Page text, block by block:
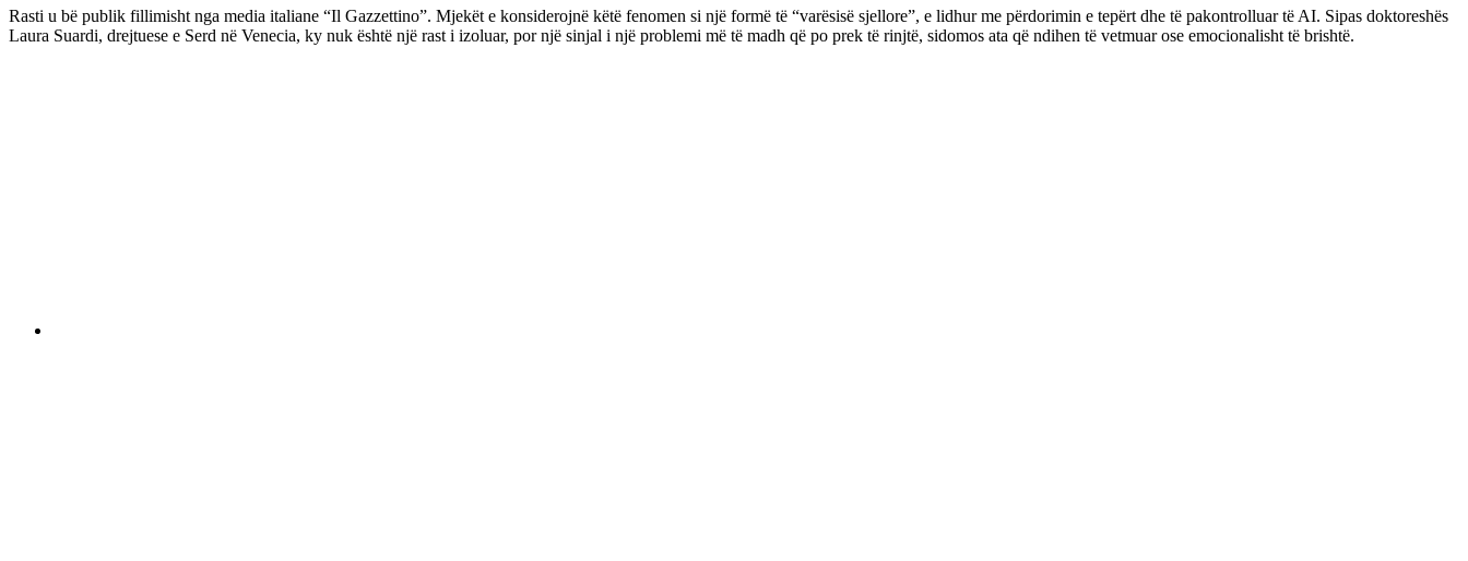
Rasti u bë publik fillimisht nga media italiane “Il Gazzettino”. Mjekët e konsiderojnë këtë fenomen si një formë të “varësisë sjellore”, e lidhur me përdorimin e tepërt dhe të pakontrolluar të AI. Sipas doktoreshës
Laura Suardi, drejtuese e Serd në Venecia, ky nuk është një rast i izoluar, por një sinjal i një problemi më të madh që po prek të rinjtë, sidomos ata që ndihen të vetmuar ose emocionalisht të brishtë.